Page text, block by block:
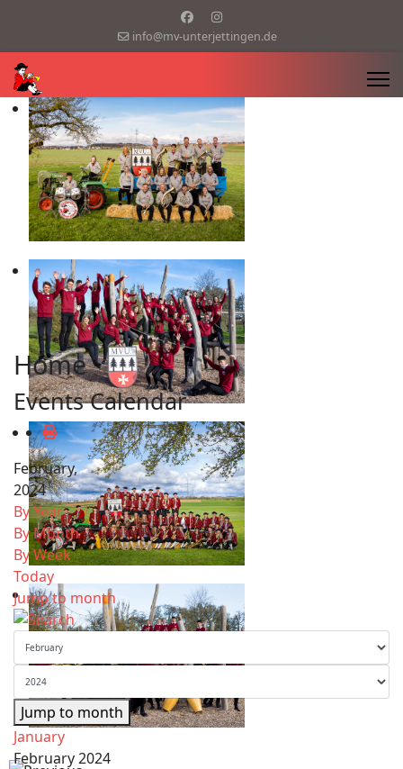
info@mv-unterjettingen.de
Home
Events Calendar
February,
2024
By Year
By Month
By Week
Today
Jump to month
Jump to month
January
February 2024